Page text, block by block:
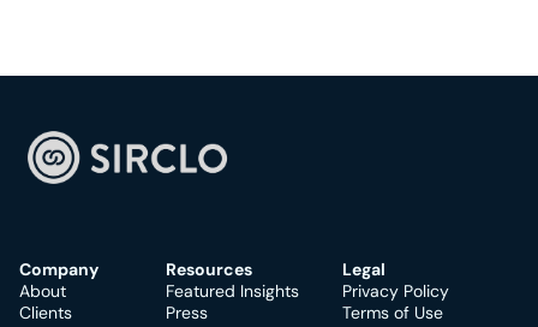
Company
About
Clients
Resources
Featured Insights
Press
Legal
Privacy Policy
Terms of Use